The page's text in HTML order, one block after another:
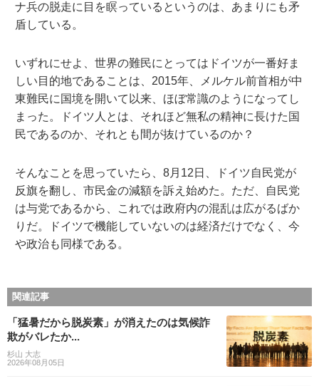
ナ兵の脱走に目を瞑っているというのは、あまりにも矛
盾している。
いずれにせよ、世界の難民にとってはドイツが一番好ま
しい目的地であることは、2015年、メルケル前首相が中
東難民に国境を開いて以来、ほぼ常識のようになってし
まった。ドイツ人とは、それほど無私の精神に長けた国
民であるのか、それとも間が抜けているのか？
そんなことを思っていたら、8月12日、ドイツ自民党が
反旗を翻し、市民金の減額を訴え始めた。ただ、自民党
は与党であるから、これでは政府内の混乱は広がるばか
りだ。ドイツで機能していないのは経済だけでなく、今
や政治も同様である。
関連記事
「猛暑だから脱炭素」が消えたのは気候詐
欺がバレたか...
杉山 大志
2026年08月05日